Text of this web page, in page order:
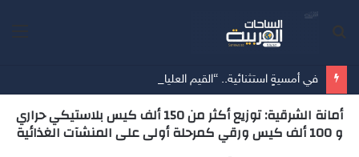
أمانة الشرقية: توزيع أكثر من 150 ألف كيس بلاستيكي حراري
و 100 ألف كيس ورقي كمرحلة أولى على المنشآت الغذائية